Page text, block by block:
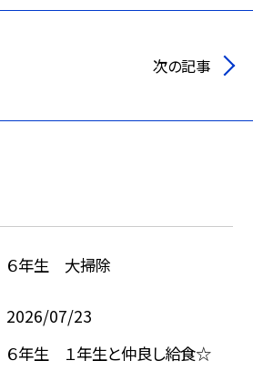
次の記事
６年生 大掃除
2026/07/23
６年生 １年生と仲良し給食☆